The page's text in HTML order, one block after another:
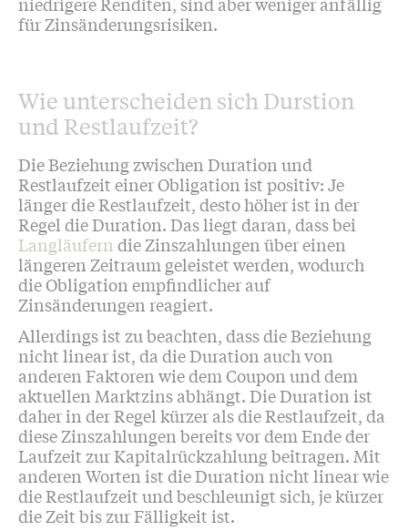
für Zinsänderungsrisiken.
Wie unterscheiden sich Durstion
und Restlaufzeit?
Die Beziehung zwischen Duration und
Restlaufzeit einer Obligation ist positiv: Je
länger die Restlaufzeit, desto höher ist in der
Regel die Duration. Das liegt daran, dass bei
Langläufern die Zinszahlungen über einen
längeren Zeitraum geleistet werden, wodurch
die Obligation empfindlicher auf
Zinsänderungen reagiert.
Allerdings ist zu beachten, dass die Beziehung
nicht linear ist, da die Duration auch von
anderen Faktoren wie dem Coupon und dem
aktuellen Marktzins abhängt. Die Duration ist
daher in der Regel kürzer als die Restlaufzeit, da
diese Zinszahlungen bereits vor dem Ende der
Laufzeit zur Kapitalrückzahlung beitragen. Mit
anderen Worten ist die Duration nicht linear wie
die Restlaufzeit und beschleunigt sich, je kürzer
die Zeit bis zur Fälligkeit ist.